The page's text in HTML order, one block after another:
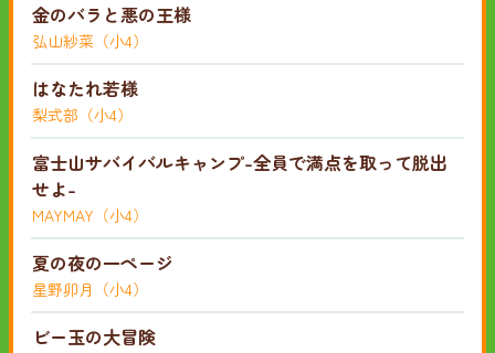
金のバラと悪の王様
弘山紗菜（小4）
はなたれ若様
梨式部（小4）
富士山サバイバルキャンプ-全員で満点を取って脱出
せよ-
MAYMAY（小4）
夏の夜の一ページ
星野卯月（小4）
ビー玉の大冒険